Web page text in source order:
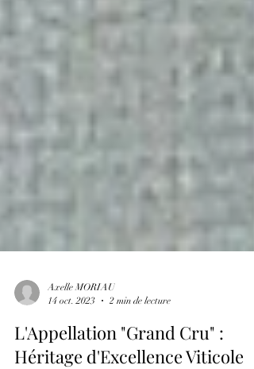
Axelle MORIAU
14 oct. 2023
2 min de lecture